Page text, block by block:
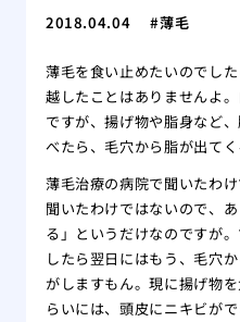
2018.04.04 薄毛
薄毛を食い止めたいのでし
越したことはありませんよ
ですが、揚げ物や脂身など
べたら、毛穴から脂が出てく
薄毛治療の病院で聞いたわ
聞いたわけではないので、
る」というだけなのですが
したら翌日にはもう、毛穴
がしますもん。現に揚げ物
らいには、頭皮にニキビが